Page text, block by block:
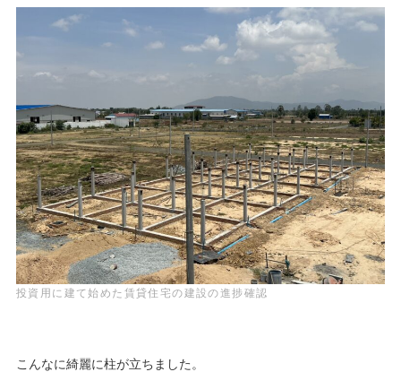
投資用に建て始めた賃貸住宅の建設の進捗確認
こんなに綺麗に柱が立ちました。